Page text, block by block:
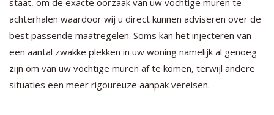
achterhalen waardoor wij u direct kunnen adviseren over de
best passende maatregelen. Soms kan het injecteren van
een aantal zwakke plekken in uw woning namelijk al genoeg
zijn om van uw vochtige muren af te komen, terwijl andere
situaties een meer rigoureuze aanpak vereisen.